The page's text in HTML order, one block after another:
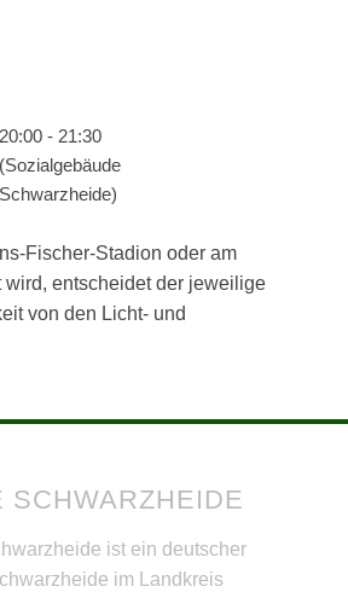
20:00 - 21:30
(Sozialgebäude
Schwarzheide)
Fischer-Stadion oder am
wird, entscheidet der jeweilige
von den Licht- und
SCHWARZHEIDE
ist ein deutscher
im Landkreis